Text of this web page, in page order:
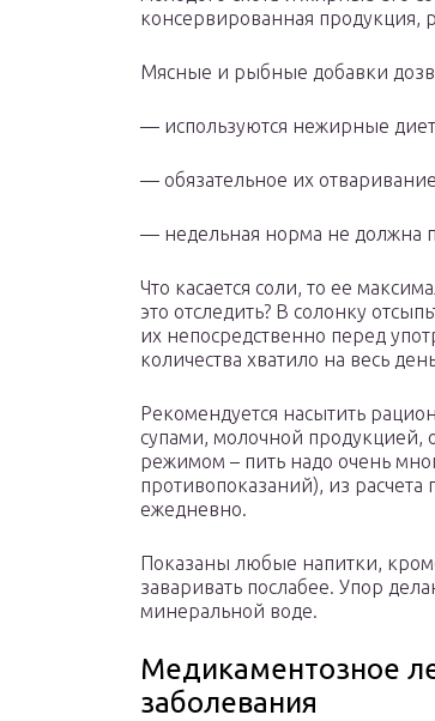
консервированная продукция,
Мясные и рыбные добавки
— используются нежирные
— обязательное их
— недельная норма не должна
Что касается соли, то ее
это отследить? В солонку
их непосредственно перед
количества хватило на весь
Рекомендуется насытить
супами, молочной продукцией,
режимом – пить надо очень
противопоказаний), из
ежедневно.
Показаны любые напитки,
заваривать послабее. Упор
минеральной воде.
Медикаментозное
заболевания